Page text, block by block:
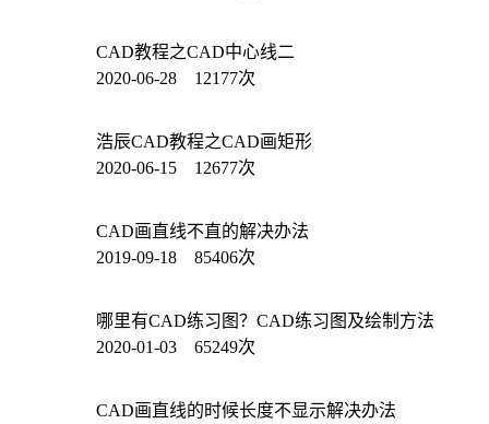
CAD教程之CAD中心线二
2020-06-28 12177次
浩辰CAD教程之CAD画矩形
2020-06-15 12677次
CAD画直线不直的解决办法
2019-09-18 85406次
哪里有CAD练习图？CAD练习图及绘制方法
2020-01-03 65249次
CAD画直线的时候长度不显示解决办法